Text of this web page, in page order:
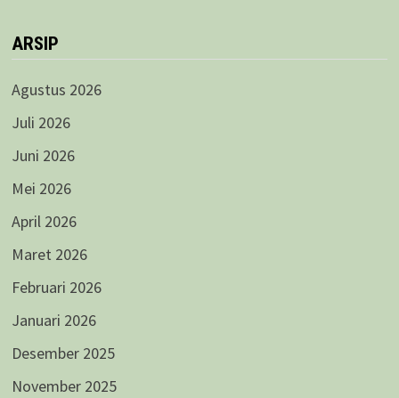
ARSIP
Agustus 2026
Juli 2026
Juni 2026
Mei 2026
April 2026
Maret 2026
Februari 2026
Januari 2026
Desember 2025
November 2025